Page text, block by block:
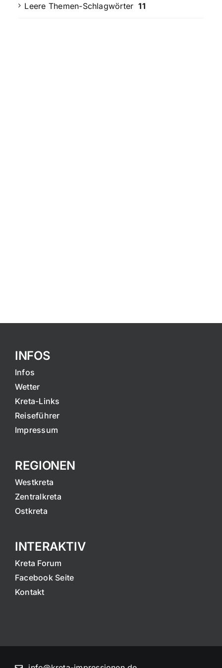
Leere Themen-Schlagwörter 11
INFOS
Infos
Wetter
Kreta-Links
Reiseführer
Impressum
REGIONEN
Westkreta
Zentralkreta
Ostkreta
INTERAKTIV
Kreta Forum
Facebook Seite
Kontakt